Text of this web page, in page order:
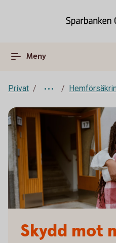
Meny
Privat
Skydd mot